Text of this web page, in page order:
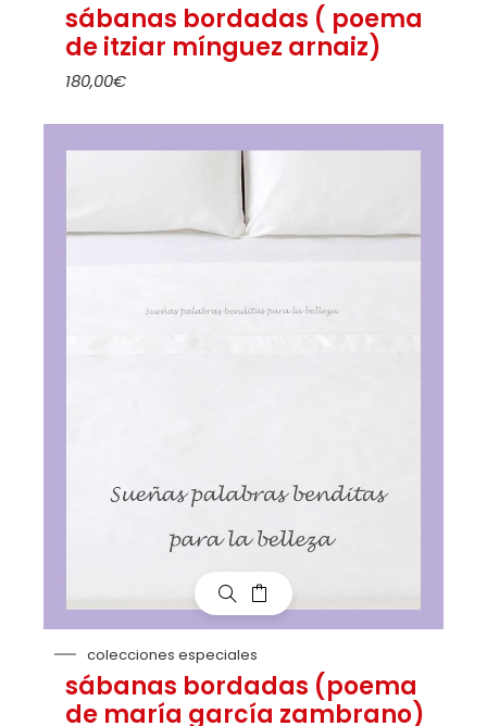
sábanas bordadas ( poema
de itziar mínguez arnaiz)
180,00€
colecciones especiales
sábanas bordadas (poema
de maría garcía zambrano)